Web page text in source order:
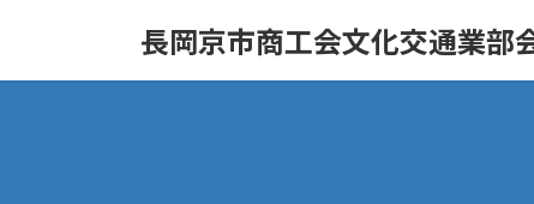
長岡京市商工会文化交通業部